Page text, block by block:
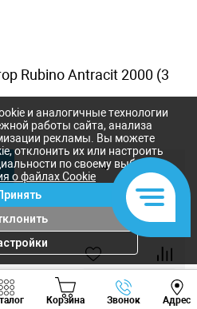
Rubino Antracit 2000 (3
4
Корзина Звонок Адрес
Viber Whatsapp
и аналогичные технологии
работы сайта, анализа
рекламы. Вы можете
отклонить их или настроить
по своему выбору.
о файлах Cookie